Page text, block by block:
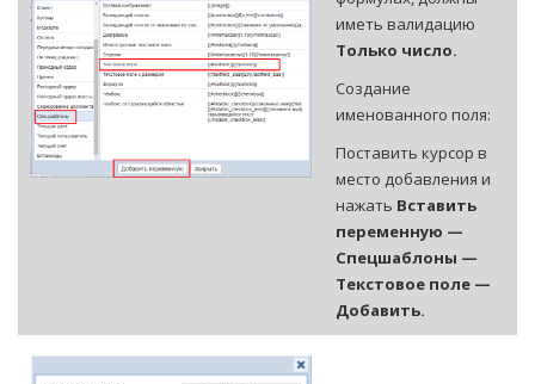
иметь валидацию
Только число.
Создание
именованного поля:
Поставить курсор в
место добавления и
нажать Вставить
переменную —
Спецшаблоны —
Текстовое поле —
Добавить.